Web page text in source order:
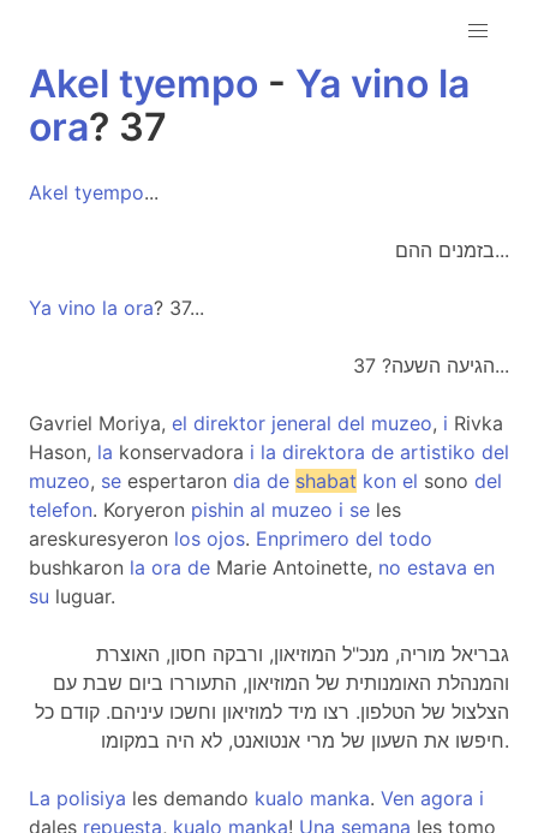
Akel tyempo - Ya vino la
ora? 37
Akel tyempo...
בזמנים ההם...
Ya vino la ora? 37...
הגיעה השעה? 37...
Gavriel Moriya, el direktor jeneral del muzeo, i Rivka
Hason, la konservadora i la direktora de artistiko del
muzeo, se espertaron dia de shabat kon el sono del
telefon. Koryeron pishin al muzeo i se les
areskuresyeron los ojos. Enprimero del todo
bushkaron la ora de Marie Antoinette, no estava en
su luguar.
גבריאל מוריה, מנכ"ל המוזיאון, ורבקה חסון, האוצרת
והמנהלת האומנותית של המוזיאון, התעוררו ביום שבת עם
הצלצול של הטלפון. רצו מיד למוזיאון וחשכו עיניהם. קודם כל
חיפשו את השעון של מרי אנטואנט, לא היה במקומו.
La polisiya les demando kualo manka. Ven agora i
dales repuesta, kualo manka! Una semana les tomo